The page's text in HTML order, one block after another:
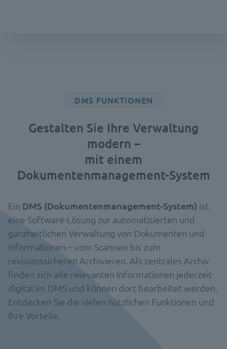
DMS FUNKTIONEN
Gestalten Sie Ihre Verwaltung
modern –
mit einem
Dokumentenmanagement-System
Ein DMS (Dokumentenmanagement-System) ist
eine Software-Lösung zur automatisierten und
ganzheitlichen Verwaltung von Dokumenten und
Informationen – vom Scannen bis zum
revisionssicheren Archivieren. Als zentrales Archiv
finden sich alle relevanten Informationen jederzeit
digital im DMS und können dort bearbeitet werden.
Entdecken Sie die vielen nützlichen Funktionen und
Ihre Vorteile.